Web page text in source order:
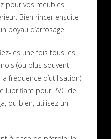
pour vos meubles
Bien rincer ensuite
boyau d’arrosage.
les une fois tous les
(ou plus souvent
fréquence d’utilisation)
lubrifiant pour PVC de
ou bien, utilisez un